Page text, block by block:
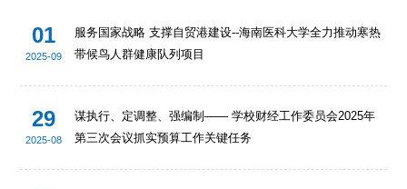
01
2025-09
服务国家战略 支撑自贸港建设--海南医科大学全力推动寒热
带候鸟人群健康队列项目
29
2025-08
谋执行、定调整、强编制—— 学校财经工作委员会2025年
第三次会议抓实预算工作关键任务